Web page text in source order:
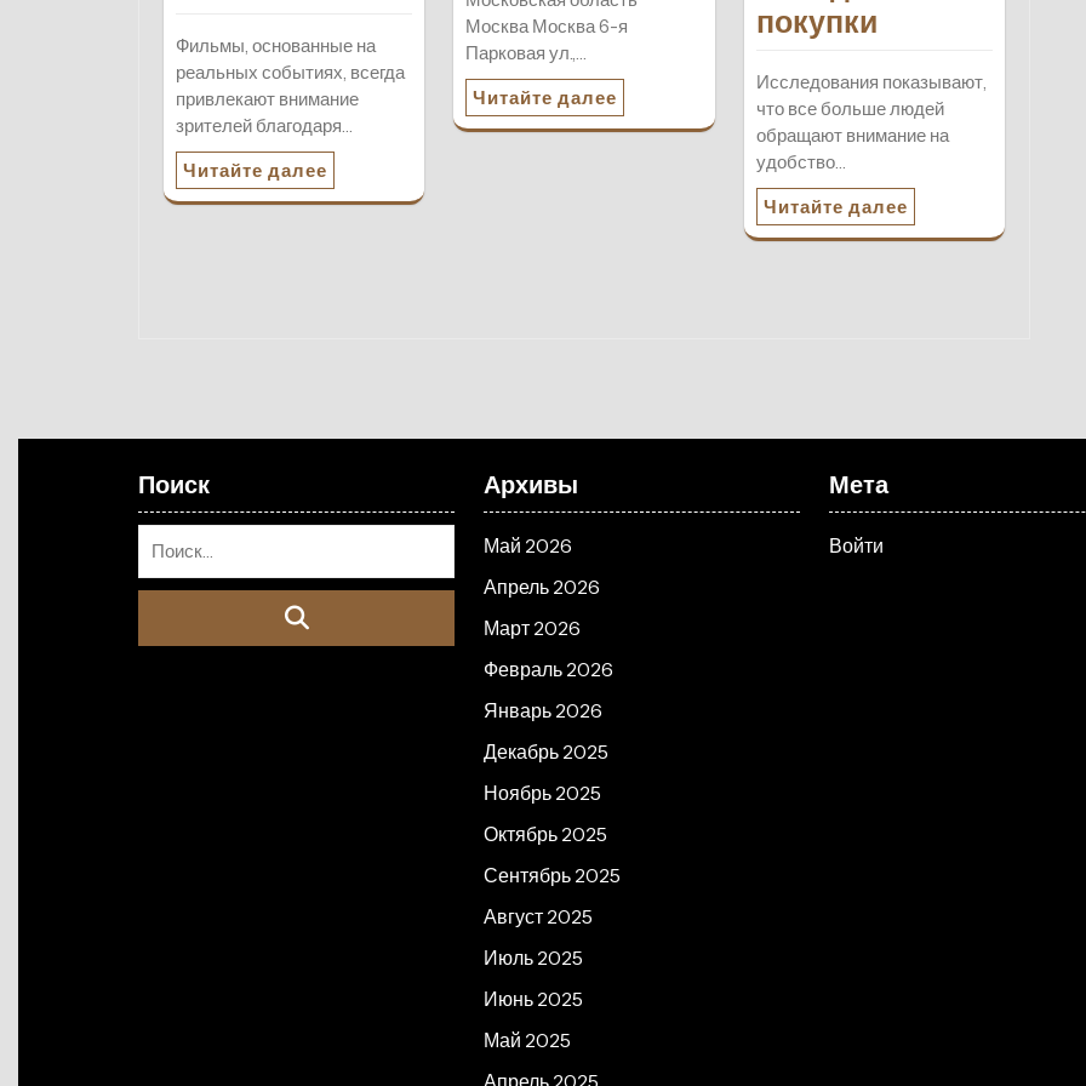
Фильмы, основанные на
реальных событиях, всегда
привлекают внимание
зрителей благодаря…
Читайте далее
Москва Москва 6-я
Парковая ул.,…
Читайте далее
покупки
Исследования показывают,
что все больше людей
обращают внимание на
удобство…
Читайте далее
Поиск Архивы
Май 2026
Апрель 2026
Март 2026
Февраль 2026
Январь 2026
Декабрь 2025
Ноябрь 2025
Октябрь 2025
Сентябрь 2025
Август 2025
Июль 2025
Июнь 2025
Май 2025
Апрель 2025
Мета
Войти